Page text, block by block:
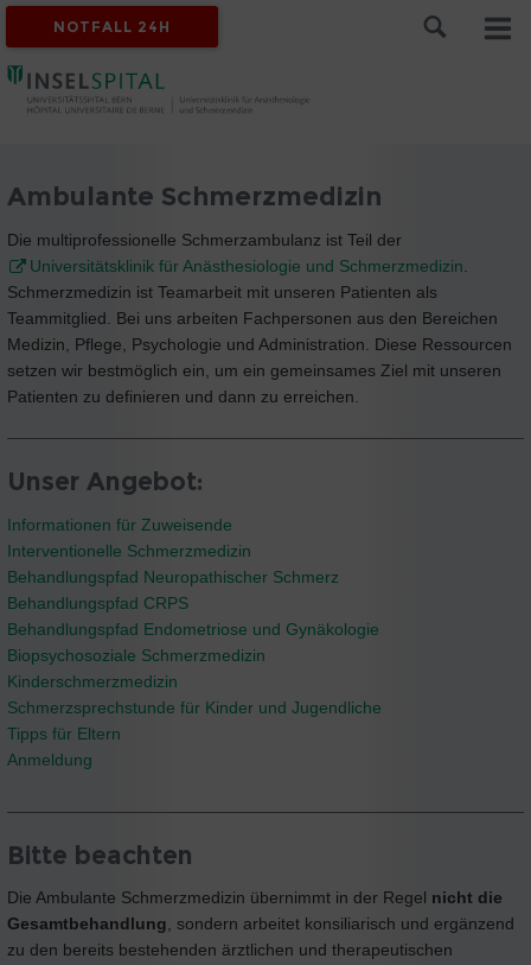
NOTFALL 24H
Ambulante Schmerzmedizin
Die multiprofessionelle Schmerzambulanz ist Teil der
Universitätsklinik für Anästhesiologie und Schmerzmedizin
Schmerzmedizin ist Teamarbeit mit unseren Patienten als
Teammitglied. Bei uns arbeiten Fachpersonen aus den Bereichen
Medizin, Pflege, Psychologie und Administration. Diese Ressourcen
setzen wir bestmöglich ein, um ein gemeinsames Ziel mit unseren
Patienten zu definieren und dann zu erreichen.
Unser Angebot:
Informationen für Zuweisende
Interventionelle Schmerzmedizin
Behandlungspfad Neuropathischer Schmerz
Behandlungspfad CRPS
Behandlungspfad Endometriose und Gynäkologie
Biopsychosoziale Schmerzmedizin
Kinderschmerzmedizin
Schmerzsprechstunde für Kinder und Jugendliche
Tipps für Eltern
Anmeldung
Bitte beachten
Die Ambulante Schmerzmedizin übernimmt in der Regel nicht die
Gesamtbehandlung, sondern arbeitet konsiliarisch und ergänzend
zu den bereits bestehenden ärztlichen und therapeutischen